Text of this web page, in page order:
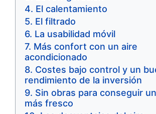
El calentamiento
El filtrado
La usabilidad móvil
Más confort con un aire
acondicionado
Costes bajo control y un
rendimiento de la inversión
Sin obras para conseguir
más fresco